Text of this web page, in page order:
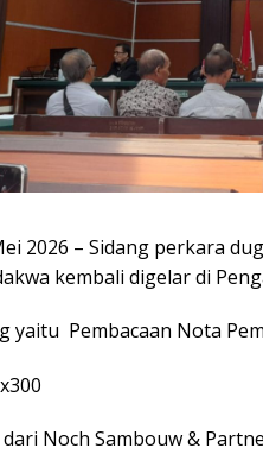
2026 – Sidang perkara
kembali digelar di
yaitu Pembacaan Nota
Noch Sambouw &